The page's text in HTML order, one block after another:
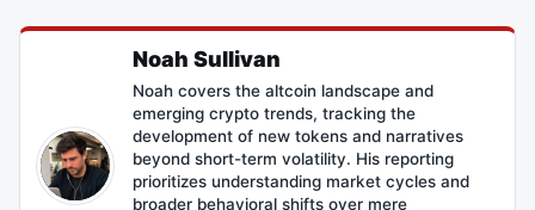
Noah Sullivan
Noah covers the altcoin landscape and
emerging crypto trends, tracking the
development of new tokens and narratives
beyond short-term volatility. His reporting
prioritizes understanding market cycles and
broader behavioral shifts over mere